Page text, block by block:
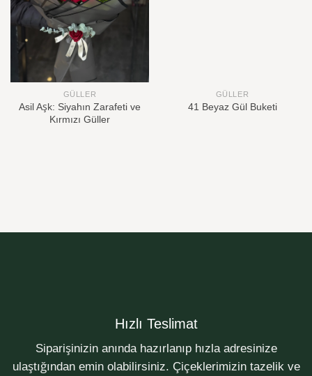
GÜLLER
Asil Aşk: Siyahın Zarafeti ve
Kırmızı Güller
GÜLLER
41 Beyaz Gül Buketi
Hızlı Teslimat
Siparişinizin anında hazırlanıp hızla adresinize
ulaştığından emin olabilirsiniz. Çiçeklerimizin tazelik ve